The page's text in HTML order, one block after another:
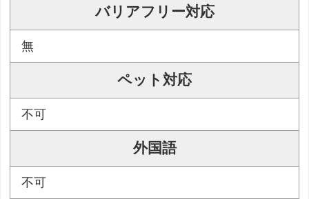
バリアフリー対応
無
ペット対応
不可
外国語
不可